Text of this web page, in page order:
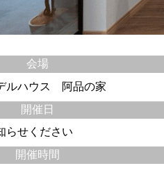
会場
ルハウス 阿品の家
開催日
らせください
開催時間